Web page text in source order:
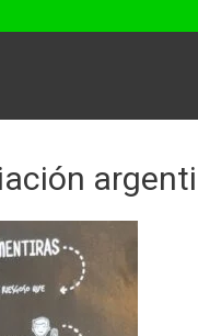
Sustentable